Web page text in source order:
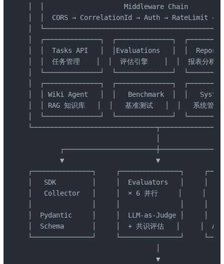
│  │                    Middleware Chain
│  │  CORS → CorrelationId → Auth → RateLimit
│
│  ┌──────────────┐  ┌──────────────┐
│  │  Tasks API   │  │Evaluations   │  │
│  │  任务管理    │  │  评估引擎    │  │  报表
│  └──────────────┘  └──────────────┘
│  ┌──────────────┐  ┌──────────────┐
│  │ Wiki Agent   │  │   Benchmark  │  │
│  │ RAG 知识库   │  │   基准测试   │  │   系
│  └──────────────┘  └──────────────┘
▼                       ▼
┌───────────────┐     ┌───────────────┐
│   SDK         │     │  Evaluators   │     │
│   Collector   │     │  × 6 并行     │     │
│  Pydantic     │     │  LLM-as-Judge │     │
│  Schema       │     │  + 共识评估   │     │
└───────────────┘     └───────────────┘
                                ▼